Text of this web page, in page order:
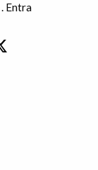
. Entra